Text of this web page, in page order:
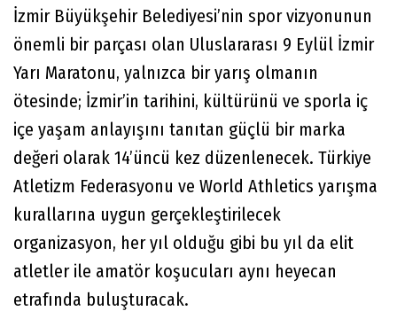
İzmir Büyükşehir Belediyesi’nin spor vizyonunun
önemli bir parçası olan Uluslararası 9 Eylül İzmir
Yarı Maratonu, yalnızca bir yarış olmanın
ötesinde; İzmir’in tarihini, kültürünü ve sporla iç
içe yaşam anlayışını tanıtan güçlü bir marka
değeri olarak 14’üncü kez düzenlenecek. Türkiye
Atletizm Federasyonu ve World Athletics yarışma
kurallarına uygun gerçekleştirilecek
organizasyon, her yıl olduğu gibi bu yıl da elit
atletler ile amatör koşucuları aynı heyecan
etrafında buluşturacak.